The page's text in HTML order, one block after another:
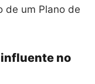
de um Plano de
no